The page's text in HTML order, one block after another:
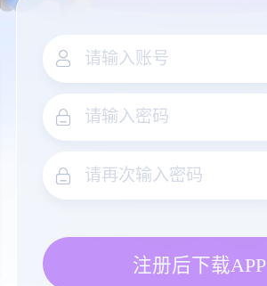
注册后下载APP